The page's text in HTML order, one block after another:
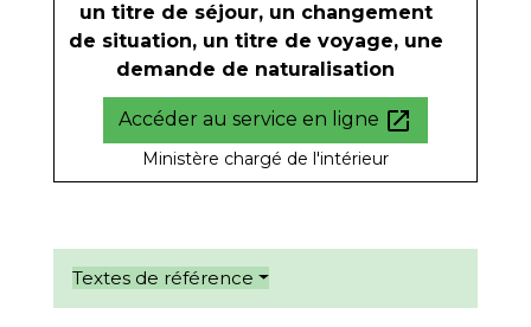
un titre de séjour, un changement
de situation, un titre de voyage, une
demande de naturalisation
Accéder au service en ligne open_in_new
Ministère chargé de l'intérieur
Textes de référence